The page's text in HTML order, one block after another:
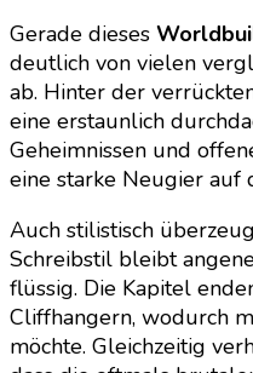
Gerade dieses
deutlich von vielen
ab. Hinter der
eine erstaunlich
Geheimnissen und
eine starke Neugier auf
Auch stilistisch
Schreibstil bleibt
flüssig. Die Kapitel
Cliffhangern, wodurch
möchte. Gleichzeitig